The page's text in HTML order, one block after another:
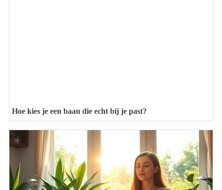
Hoe kies je een baan die echt bij je past?